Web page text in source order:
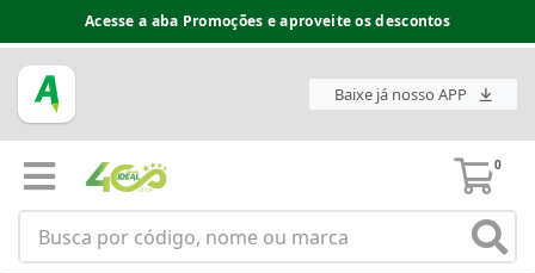
Acesse a aba Promoções e aproveite os descontos
Baixe já nosso APP
0